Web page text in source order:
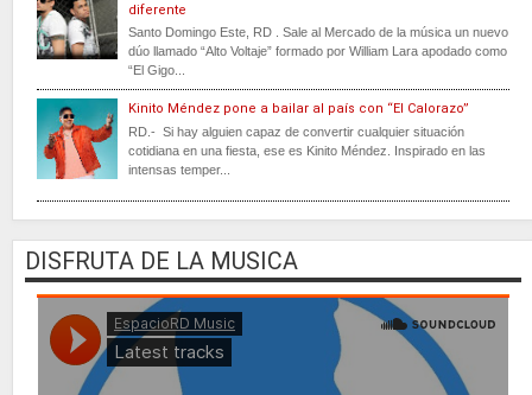
diferente
Santo Domingo Este, RD . Sale al Mercado de la música un nuevo
dúo llamado “Alto Voltaje” formado por William Lara apodado como
“El Gigo...
Kinito Méndez pone a bailar al país con “El Calorazo”
RD.- Si hay alguien capaz de convertir cualquier situación
cotidiana en una fiesta, ese es Kinito Méndez. Inspirado en las
intensas temper...
DISFRUTA DE LA MUSICA